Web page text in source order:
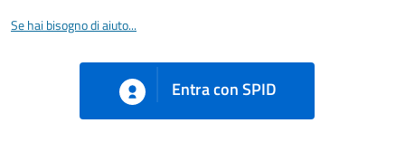
Se hai bisogno di aiuto...
Entra con SPID